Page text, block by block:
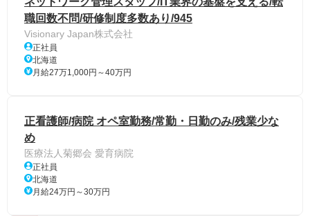
職回数不問/研修制度多数あり/945
Visionary Japan株式会社
正社員
北海道
月給27万1,000円～40万円
正看護師/病院 オペ室勤務/常勤・日勤のみ/残業少な
め
医療法人菊郷会 愛育病院
正社員
北海道
月給24万円～30万円